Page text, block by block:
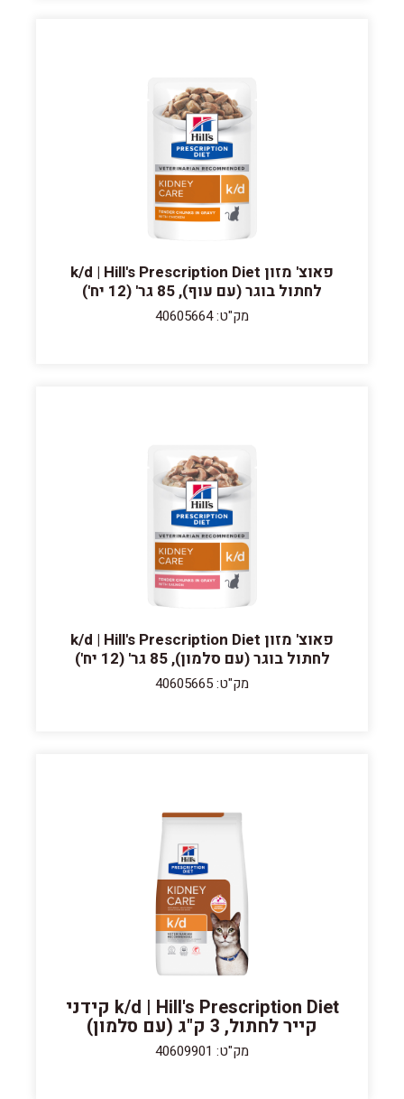
פאוצ' מזון k/d | Hill's Prescription Diet
לחתול בוגר (עם עוף), 85 גר' (12 יח')
מק"ט: 40605664
פאוצ' מזון k/d | Hill's Prescription Diet
לחתול בוגר (עם סלמון), 85 גר' (12 יח')
מק"ט: 40605665
k/d | Hill's Prescription Diet קידני
קייר לחתול, 3 ק"ג (עם סלמון)
מק"ט: 40609901